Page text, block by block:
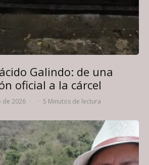
Galindo: de una
oficial a la cárcel
de 2026 · · 5 Minutos de lectura